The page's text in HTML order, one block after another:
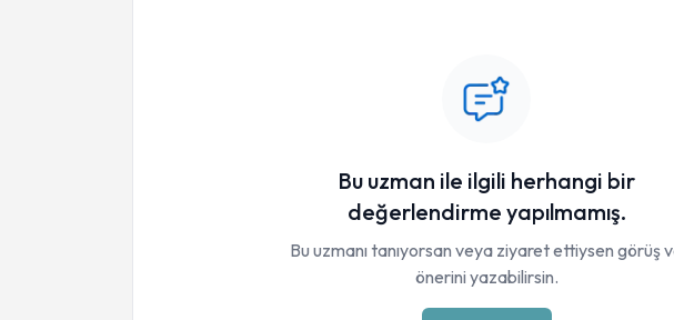
Bu uzman ile ilgili herhangi bir
değerlendirme yapılmamış.
Bu uzmanı tanıyorsan veya ziyaret ettiysen görüş
önerini yazabilirsin.